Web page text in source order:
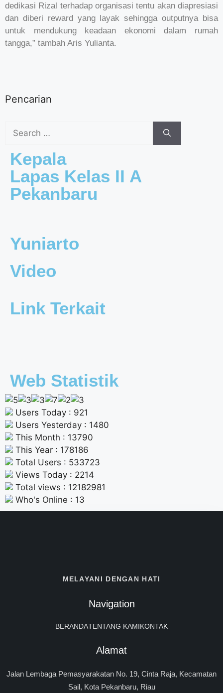
dedikasi Rizal terhadap organisasi tentu akan diapresiasi
dan diberi reward yang layak sehingga outputnya bisa
untuk mendukung keadaan ekonomi dalam rumah
tangga,” tambah Aris Yulianta.
Pencarian
Kepala
Lapas Kelas II A
Pekanbaru
Yuniarto
Video
Link Terkait
Web Statistik
Users Today : 921
Users Yesterday : 1480
This Month : 13790
This Year : 178186
Total Users : 533723
Views Today : 2214
Total views : 12182981
Who's Online : 13
MELAYANI DENGAN HATI
Navigation
BERANDATENTANG KAMIKONTAK
Alamat
Jalan Lembaga Pemasyarakatan No. 19, Cinta Raja, Kecamatan
Sail, Kota Pekanbaru, Riau